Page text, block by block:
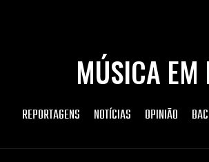
MÚSICA EM
REPORTAGENS NOTÍCIAS OPINIÃO